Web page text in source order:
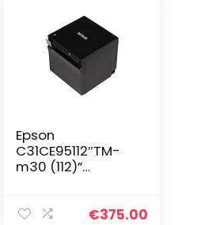
Epson
C31CE95112″TM-
m30 (112)”
thermoprinter
€375.00